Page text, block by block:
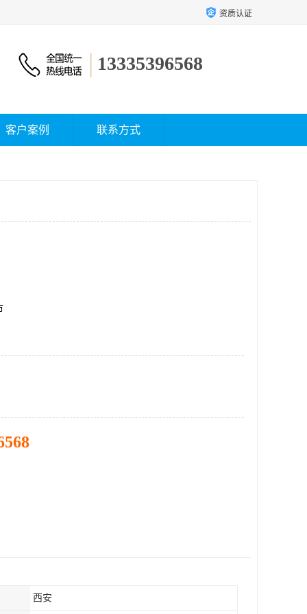
资质认证
13335396568
客户案例 联系方式
西安